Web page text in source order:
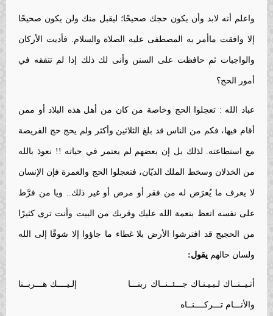
واعلم أنه لابد وأن يكون حجك صحيحًا؛ ليقبل منك ولن يكون صحيحًا
إلا وافقت ماأمر به المصطفى عليه الصلاة والسلام. فأديت الأركان
والواجبات ثم حافظت على السنن وأنى لك ذلك إذا لم تتفقه في
أمور الحج؟
عباد الله : تعجلوا الحج وخاصة من كان من أهل هذه البلاد أو ممن
أقام فيها، فكم من الناس قد بلغ الثلاثين وأكثر ولم يحج حج الفريضة
مع استطاعته. لذلك بل إن بعضهم لم يعتمر في حياته !! نعوذ بالله
من الخذلان وسخط الملك الديّان، فتعجلوا الحج والعمرة فإن الإنسان
لا يعرف ما يُعرَض له من فقر أو مرض أو غير ذلك.. ويا من فرَّط
على نفسه اتعظ بنعمة الله عليك وقربك من البيت وأنت ترى كثيرًا
من الحجيج قد افترشوا الأرض بلا غطاء ما جاؤوا إلا شوقًا إلى الله
ولسان حالهم يقول:
أتـيــنــاك لـبـيـنـاك جـــئــنــاك ربنـــا إلـيــــك هـــربــنا
والأنـــام تـــركــــنــاه